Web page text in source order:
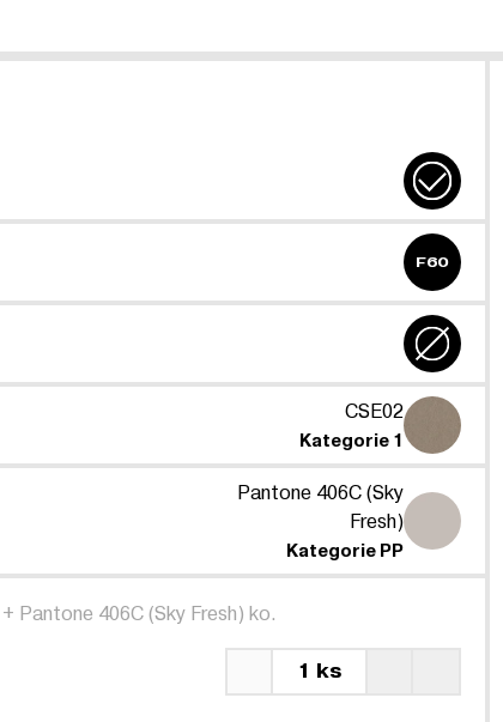
F60
CSE02
Kategorie 1
Pantone 406C (Sky
Fresh)
Kategorie PP
+ Pantone 406C (Sky Fresh) ko.
1 ks